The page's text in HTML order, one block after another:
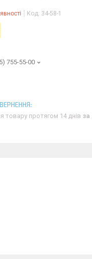
Код: 34-58-1
755-55-00
товару протягом 14 днів за